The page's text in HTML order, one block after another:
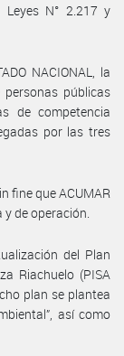
Leyes N° 2.217 y
NACIONAL, la
públicas
de competencia
por las tres
fine que ACUMAR
de operación.
del Plan
Riachuelo (PISA
plan se plantea
así como